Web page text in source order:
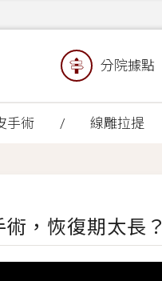
分院據點
手術 線雕拉提
，恢復期太長？